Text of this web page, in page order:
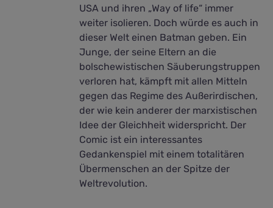
USA und ihren „Way of life“ immer
weiter isolieren. Doch würde es auch in
dieser Welt einen Batman geben. Ein
Junge, der seine Eltern an die
bolschewistischen Säuberungstruppen
verloren hat, kämpft mit allen Mitteln
gegen das Regime des Außerirdischen,
der wie kein anderer der marxistischen
Idee der Gleichheit widerspricht. Der
Comic ist ein interessantes
Gedankenspiel mit einem totalitären
Übermenschen an der Spitze der
Weltrevolution.